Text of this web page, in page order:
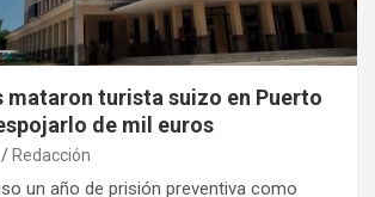
mataron turista suizo en Puerto
de mil euros
Redacción
un año de prisión preventiva como